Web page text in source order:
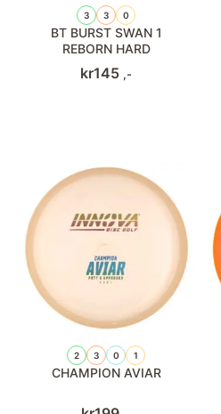
3 3 0
BT BURST SWAN 1
REBORN HARD
kr145 ,-
2 3 0 1
CHAMPION AVIAR